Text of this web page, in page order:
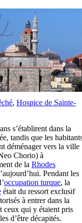
, Hospice de Sainte-
s’établirent dans la
tandis que les
déménager vers la ville
Chorio) à
de la Rhodes
Pendant les
occupation turque, la
était du ressort exclusif
à entrer dans la
ceux qui y étaient pris
d’être décapités.